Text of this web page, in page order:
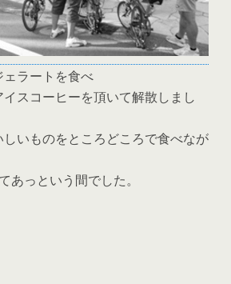
ラートを食べ
スコーヒーを頂いて解散しまし
いものをところどころで食べなが
あっという間でした。